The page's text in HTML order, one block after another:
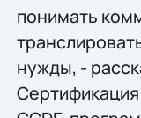
понимать
нужды, -